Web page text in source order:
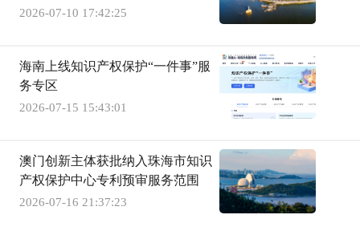
2026-07-10 17:42:25
海南上线知识产权保护“一件事”服
务专区
2026-07-15 15:43:01
澳门创新主体获批纳入珠海市知识
产权保护中心专利预审服务范围
2026-07-16 21:37:23